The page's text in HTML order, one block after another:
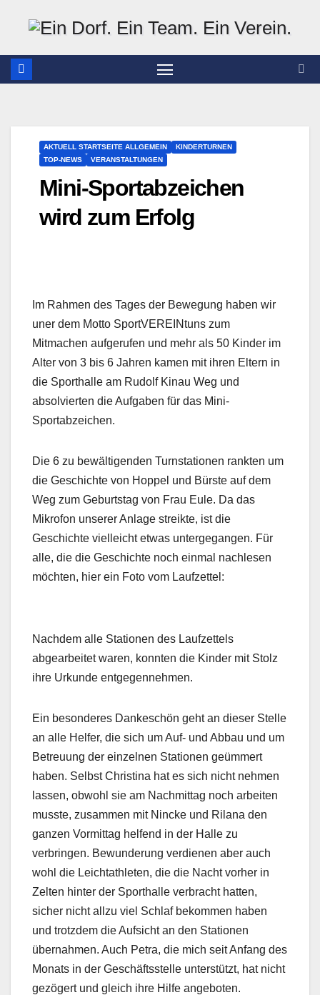
springen
AKTUELL STARTSEITE ALLGEMEIN
KINDERTURNEN
TOP-NEWS
VERANSTALTUNGEN
Mini-Sportabzeichen
wird zum Erfolg
Im Rahmen des Tages der Bewegung haben wir
uner dem Motto SportVEREINtuns zum
Mitmachen aufgerufen und mehr als 50 Kinder im
Alter von 3 bis 6 Jahren kamen mit ihren Eltern in
die Sporthalle am Rudolf Kinau Weg und
absolvierten die Aufgaben für das Mini-
Sportabzeichen.
Die 6 zu bewältigenden Turnstationen rankten um
die Geschichte von Hoppel und Bürste auf dem
Weg zum Geburtstag von Frau Eule. Da das
Mikrofon unserer Anlage streikte, ist die
Geschichte vielleicht etwas untergegangen. Für
alle, die die Geschichte noch einmal nachlesen
möchten, hier ein Foto vom Laufzettel:
Nachdem alle Stationen des Laufzettels
abgearbeitet waren, konnten die Kinder mit Stolz
ihre Urkunde entgegennehmen.
Ein besonderes Dankeschön geht an dieser Stelle
an alle Helfer, die sich um Auf- und Abbau und um
Betreuung der einzelnen Stationen geümmert
haben. Selbst Christina hat es sich nicht nehmen
lassen, obwohl sie am Nachmittag noch arbeiten
musste, zusammen mit Nincke und Rilana den
ganzen Vormittag helfend in der Halle zu
verbringen. Bewunderung verdienen aber auch
wohl die Leichtathleten, die die Nacht vorher in
Zelten hinter der Sporthalle verbracht hatten,
sicher nicht allzu viel Schlaf bekommen haben
und trotzdem die Aufsicht an den Stationen
übernahmen. Auch Petra, die mich seit Anfang des
Monats in der Geschäftsstelle unterstützt, hat nicht
gezögert und gleich ihre Hilfe angeboten.